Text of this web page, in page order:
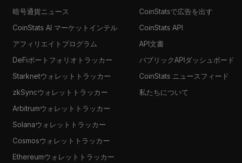
暗号通貨ニュース
CoinStats AI マーケットインテル
アフィリエイトプログラム
DeFiポートフォリオトラッカー
Starknetウォレットトラッカー
zkSyncウォレットトラッカー
Arbitrumウォレットトラッカー
Solanaウォレットトラッカー
Cosmosウォレットトラッカー
Ethereumウォレットトラッカー
CoinStatsで広告を出す
CoinStats API
API文書
パブリックAPIダッシュボード
CoinStats ニュースフィード
私たちについて